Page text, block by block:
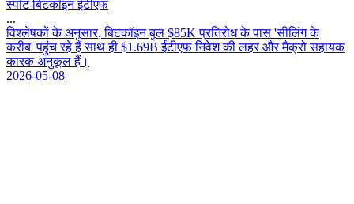
स्पॉट बिटकॉइन ईटीएफ
...
वशलषक क अनसर, बटकइन बल $85K परतरध क पस 'सलग क
करब' पहच रह ह सथ ह $1 .69B ईटएफ नवश क लहर और मकर सहयक
करक अनकल ह ।
2026-05-08